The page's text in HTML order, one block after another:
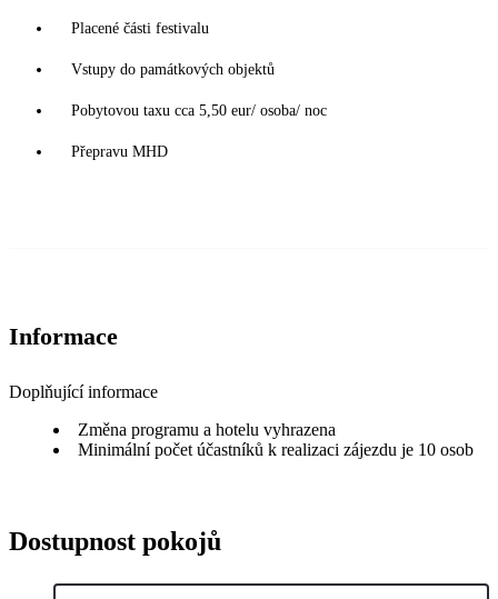
Placené části festivalu
Vstupy do památkových objektů
Pobytovou taxu cca 5,50 eur/ osoba/ noc
Přepravu MHD
Informace
Doplňující informace
Změna programu a hotelu vyhrazena
Minimální počet účastníků k realizaci zájezdu je 10 osob
Dostupnost pokojů